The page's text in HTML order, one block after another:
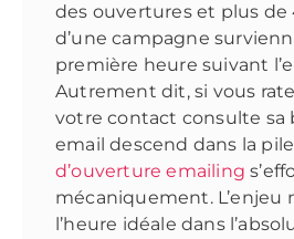
des ouvertures et plus de
d’une campagne
première heure suivant
Autrement dit, si vous
votre contact consulte sa
email descend dans la
d’ouverture emailing
mécaniquement. L’enjeu
l’heure idéale dans